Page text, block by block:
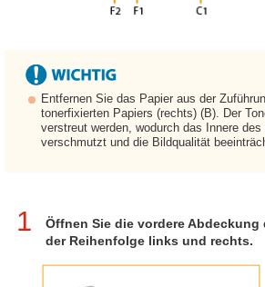
Entfernen Sie das Papier aus der
tonerfixierten Papiers (rechts) (B). Der
verstreut werden, wodurch das Innere des
verschmutzt und die Bildqualität
1
Öffnen Sie die vordere
der Reihenfolge links und rechts.